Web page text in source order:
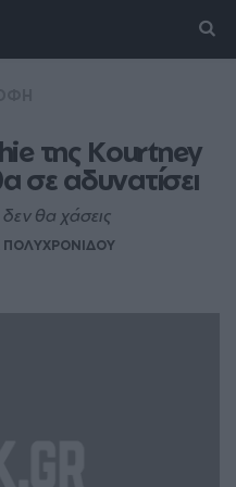
της Kourtney
σε αδυνατίσει
θα χάσεις
ΠΟΛΥΧΡΟΝΙΔΟΥ